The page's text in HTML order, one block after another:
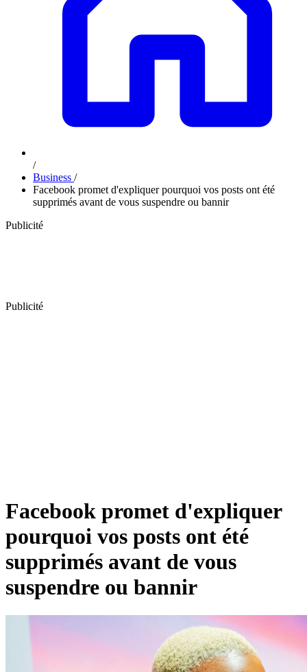
/
Business /
Facebook promet d'expliquer pourquoi vos posts ont été
supprimés avant de vous suspendre ou bannir
Publicité
Publicité
Facebook promet d'expliquer
pourquoi vos posts ont été
supprimés avant de vous
suspendre ou bannir